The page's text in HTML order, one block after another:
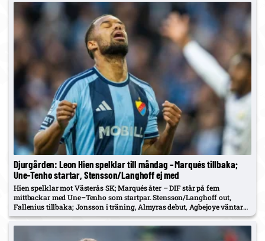
Djurgården: Leon Hien spelklar till måndag – Marqués tillbaka;
Une–Tenho startar, Stensson/Langhoff ej med
Hien spelklar mot Västerås SK; Marqués åter – DIF står på fem
mittbackar med Une–Tenho som startpar. Stensson/Langhoff out,
Fallenius tillbaka; Jonsson i träning, Almyras debut, Agbejoye väntar
på papper.